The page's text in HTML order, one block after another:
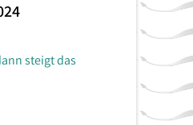
steigt das